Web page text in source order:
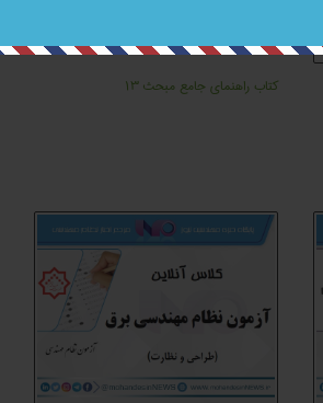
کتاب راهنمای جامع مبحث ۱۳